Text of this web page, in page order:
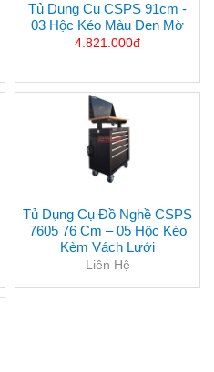
Tủ Dụng Cụ CSPS 91cm -
03 Hộc Kéo Màu Đen Mờ
4.821.000đ
Tủ Dụng Cụ Đồ Nghề CSPS
7605 76 Cm – 05 Hộc Kéo
Kèm Vách Lưới
Liên Hệ